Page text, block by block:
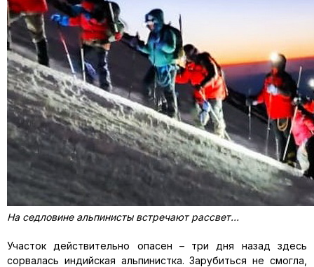
На седловине альпинисты встречают рассвет…
Участок действительно опасен – три дня назад здесь
сорвалась индийская альпинистка. Зарубиться не смогла,